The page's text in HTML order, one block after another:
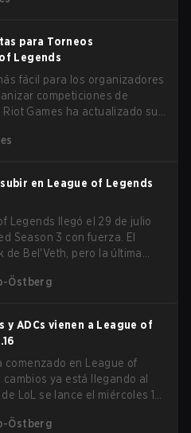
para Torneos
Legends
fácil para los organizadores
competiciones de
Games ha actualizado sus
obsoletas.
en League of Legends
Legends llegó el 29 de julio
Season 3 con fuerza. El
Bel'Veth, pero la última
overperforming. Con un
Östberg
y ADCs vienen a League of
comenzado en League of
cambios ya está llegando al
LoL se lance el miércoles 12
Resistencia Mágica (MR) a
Östberg